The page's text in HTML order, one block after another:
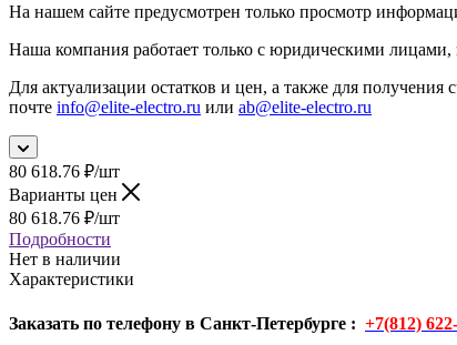
На нашем сайте предусмотрен только просмотр
Наша компания работает только с юридическими лицами,
Для актуализации остатков и цен, а также для
почте info@elite-electro.ru или ab@elite-electro.ru
80 618.76 ₽/шт
Варианты цен
80 618.76 ₽/шт
Подробности
Нет в наличии
Характеристики
Заказать по телефону в Санкт-Петербурге : +7(812)